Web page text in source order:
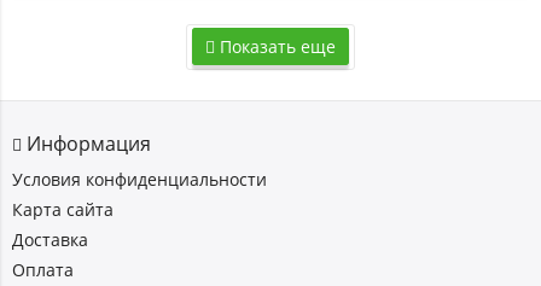
Показать еще
Информация
Условия конфиденциальности
Карта сайта
Доставка
Оплата